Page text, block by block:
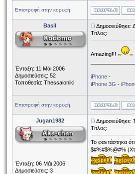
Επιστροφή στην κορυφή
Basil
Ένταξη: 11 Μάι 2006
Δημοσιεύσεις: 52
Τοποθεσία: Thessaloniki
Δημοσιεύθηκε:
Τίτλος:
Amazing!!!
iPhone -
iPhone 3G -
Επιστροφή στην κορυφή
Jugan1982
Ένταξη: 06 Μάι 2006
Δημοσιεύσεις: 3
Δημοσιεύθηκε:
Τίτλος:
Το φαντάστηκα
$#%#$%@#%